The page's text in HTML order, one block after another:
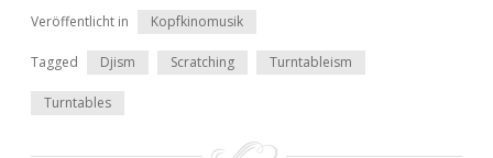
Veröffentlicht in Kopfkinomusik
Tagged Djism Scratching Turntableism
Turntables